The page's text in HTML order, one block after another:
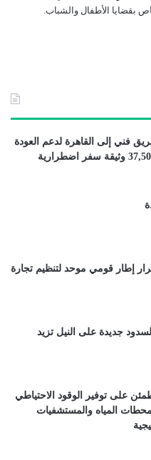
بقضايا الأطفال والشباب.
فني إلى القاهرة لدعم العودة
إطار قومي موحد لتنظيم تجارة
جديدة على النيل تزيد
على توفير الوقود الاحتياطي
المياه والمستشفيات